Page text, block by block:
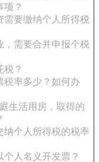
项？
要缴纳个人所得税
需要合并申报个税
税？
税率多少？如何办
生活用房，取得的
纳个人所得税的税率
人名义开发票？